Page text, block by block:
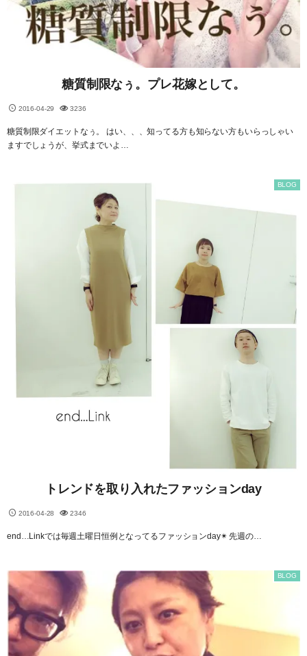
糖質制限なぅ。プレ花嫁として。
2016-04-29 3236
糖質制限ダイエットなぅ。 はい、、、知ってる方も知らない方もいらっしゃい
ますでしょうが、挙式までいよ…
トレンドを取り入れたファッションday
2016-04-28
BLOG
2346
end…Linkでは毎週土曜日恒例となってるファッションday✴︎ 先週の…
BLOG